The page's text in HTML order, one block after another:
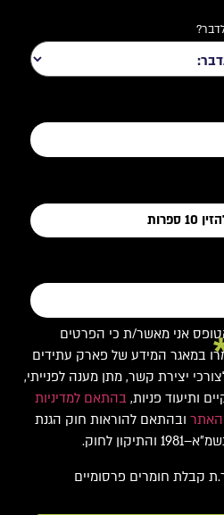
אני מאשר/ת כי הפרטים
במאגר המידע של פארק עתידים
יצירת קשר, מתן מענה לפנייתי,
ותיעוד פניות, בהתאם למדיניות
האתרובהתאם להוראות חוק הגנת
לחוק.
קבלת חומרים פרסומיים